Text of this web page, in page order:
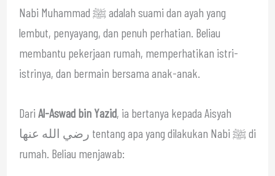
Nabi Muhammad ﷺ adalah suami dan ayah yang
lembut, penyayang, dan penuh perhatian. Beliau
membantu pekerjaan rumah, memperhatikan istri-
istrinya, dan bermain bersama anak-anak.
Dari Al-Aswad bin Yazid, ia bertanya kepada Aisyah
رضي الله عنها tentang apa yang dilakukan Nabi ﷺ di
rumah. Beliau menjawab: